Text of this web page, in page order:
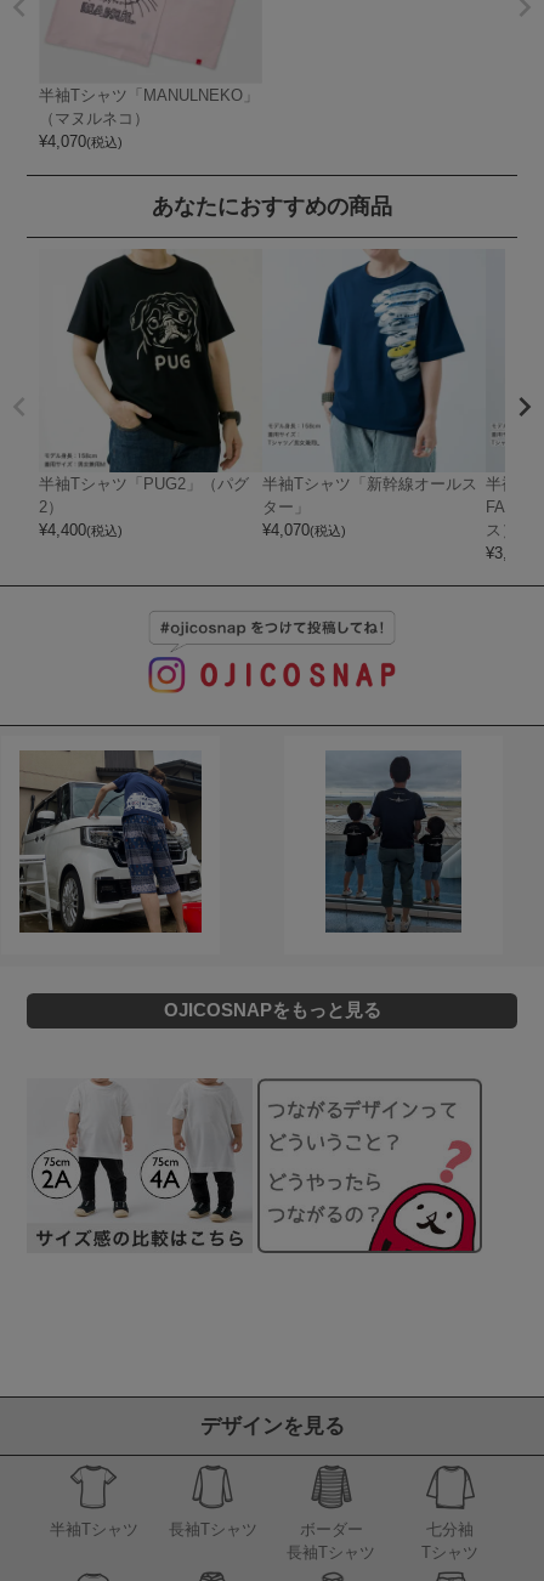
半袖Tシャツ「MANULNEKO」
（マヌルネコ）
¥4,070(税込)
あなたにおすすめの商品
半袖Tシャツ「PUG2」（パグ
2）
¥4,400(税込)
半袖Tシャツ「新幹線オールス
ター」
¥4,070(税込)
半袖T
FACE
ス）
¥3,850
OJICOSNAPをもっと見る
デザインを見る
半袖Tシャツ 長袖Tシャツ
ボーダー
長袖Tシャツ
七分袖
Tシャツ